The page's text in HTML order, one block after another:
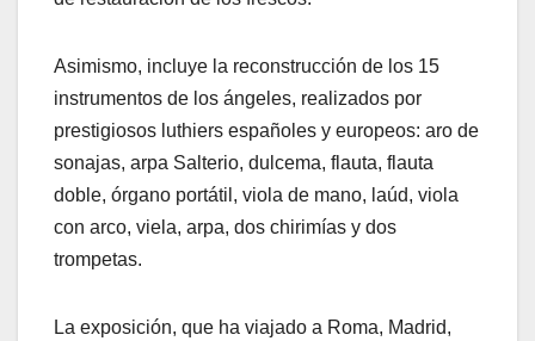
Asimismo, incluye la reconstrucción de los 15
instrumentos de los ángeles, realizados por
prestigiosos luthiers españoles y europeos: aro de
sonajas, arpa Salterio, dulcema, flauta, flauta
doble, órgano portátil, viola de mano, laúd, viola
con arco, viela, arpa, dos chirimías y dos
trompetas.
La exposición, que ha viajado a Roma, Madrid,